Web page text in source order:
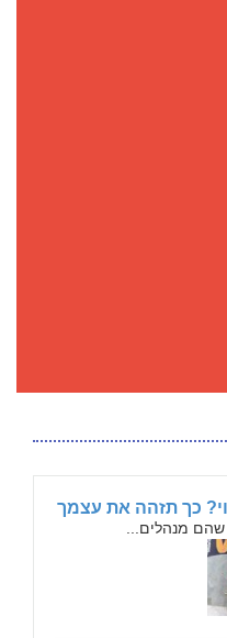
כך תזהה את עצמך
מנהלים...